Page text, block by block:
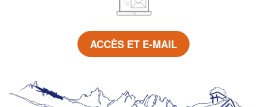
ACCÈS ET E-MAIL